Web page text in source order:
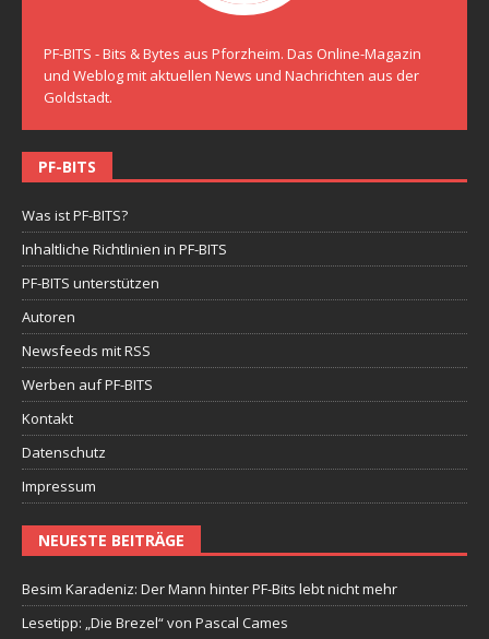
PF-BITS - Bits & Bytes aus Pforzheim. Das Online-Magazin
und Weblog mit aktuellen News und Nachrichten aus der
Goldstadt.
PF-BITS
Was ist PF-BITS?
Inhaltliche Richtlinien in PF-BITS
PF-BITS unterstützen
Autoren
Newsfeeds mit RSS
Werben auf PF-BITS
Kontakt
Datenschutz
Impressum
NEUESTE BEITRÄGE
Besim Karadeniz: Der Mann hinter PF-Bits lebt nicht mehr
Lesetipp: „Die Brezel“ von Pascal Cames